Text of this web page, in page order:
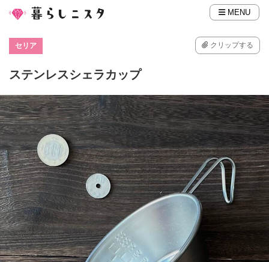
MENU
セリア クリップする
ステンレスシェラカップ